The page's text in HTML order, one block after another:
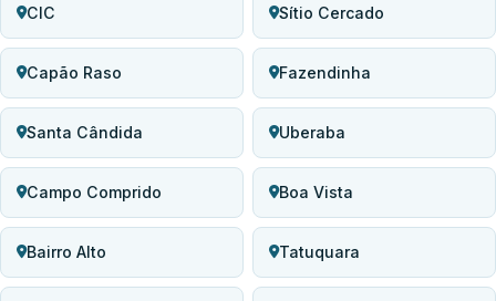
CIC Sítio Cercado
Capão Raso Fazendinha
Santa Cândida Uberaba
Campo Comprido Boa Vista
Bairro Alto Tatuquara